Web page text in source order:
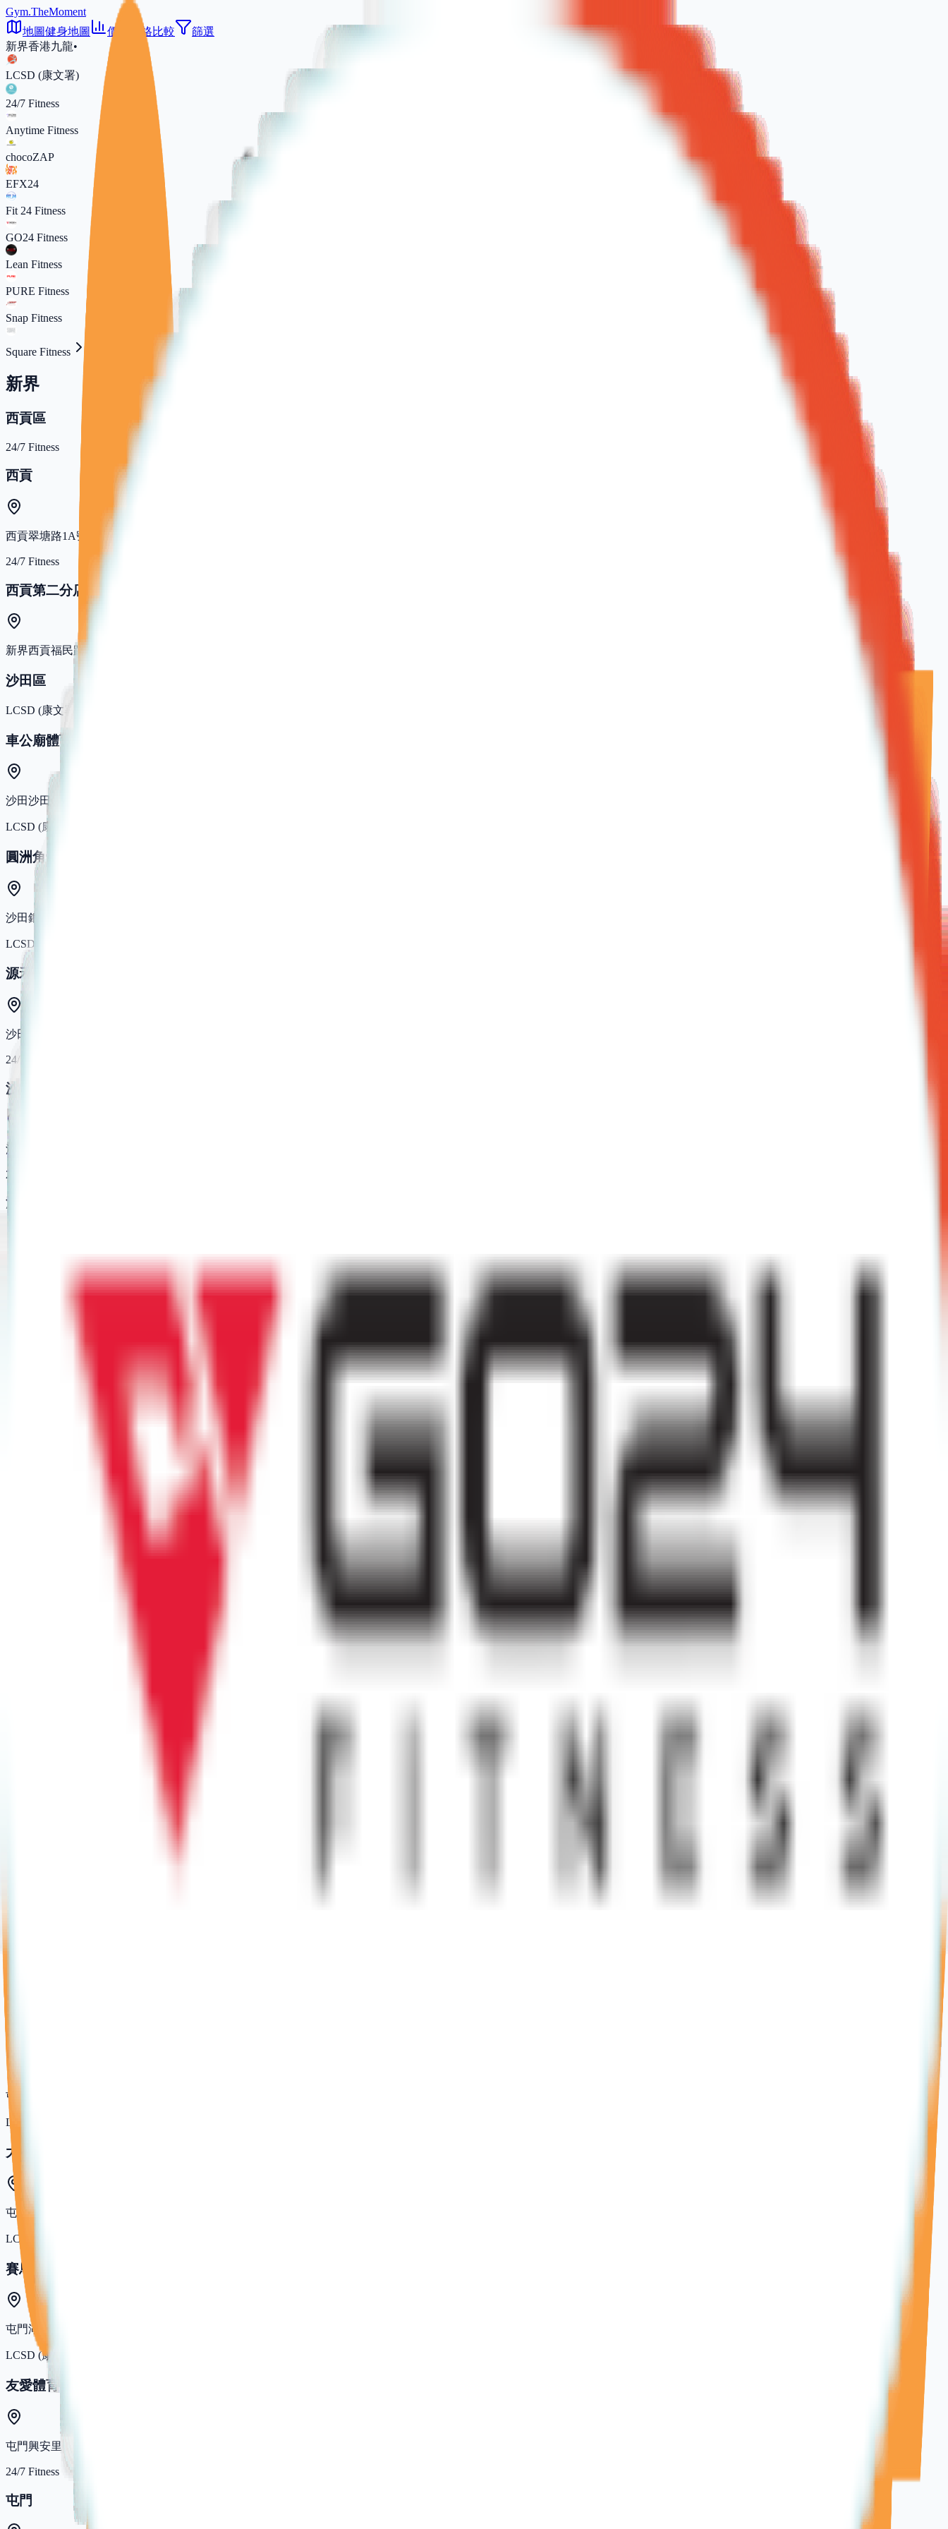
Gym.TheMoment
地圖健身地圖 價格 價格比較
篩選
新界香港九龍•
LCSD (康文署)
24/7 Fitness
Anytime Fitness
chocoZAP
EFX24
Fit 24 Fitness
GO24 Fitness
Lean Fitness
PURE Fitness
Snap Fitness
Square Fitness
新界
西貢區
24/7 Fitness
西貢
西貢翠塘路1A號壹同4樓402舖
24/7 Fitness
西貢第二分店
新界西貢福民路西貢苑15-16,18-20,28及30號舖
沙田區
LCSD (康文署)
車公廟體育館
沙田沙田頭路10號
LCSD (康文署)
圓洲角體育館
沙田銀城街35號
LCSD (康文署)
源禾路體育館
沙田源禾路8號
24/7 Fitness
沙田
沙田瀝源街7號沙田娛樂城地下B & C 舖
24/7 Fitness
沙田第二分店
沙田大涌橋路20-30號河畔花園一樓33號舖
沙田新城市廣場一期LB07舖, Hong Kong
石門安麗街11號企業中心A座7樓, Hong Kong
6 Lek Yuen Street, Unit RB1, 1/F, Lek Yuen Plaza | 新界 沙田 瀝源街6號 瀝源廣場1樓 RB1號舖
屯門兆麟街19號屯門兆麟政府綜合大樓3字樓
LCSD (康文署)
大興體育館
屯門青松觀路
LCSD (康文署)
賽馬會屯門蝴蝶灣體育館
屯門湖山路
LCSD (康文署)
友愛體育館
屯門興安里
24/7 Fitness
屯門